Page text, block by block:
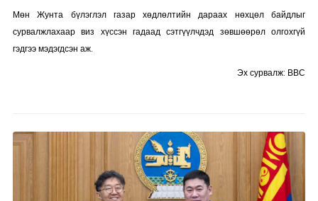
Мөн Жунта бүлэглэл газар хөдлөлтийн дараах нөхцөл байдлыг
сурвалжлахаар виз хүссэн гадаад сэтгүүлчдэд зөвшөөрөл олгохгүй
гэдгээ мэдэгдсэн аж.
Эх сурвалж: ВВС